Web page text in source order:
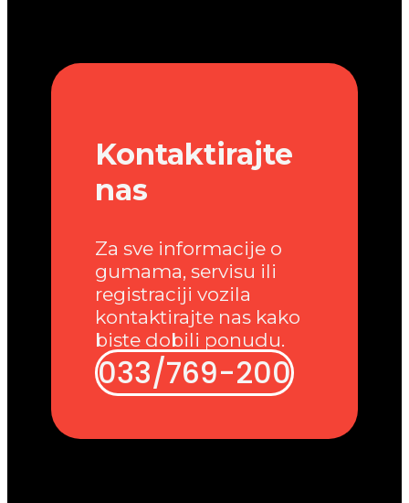
Kontaktirajte
nas
Za sve informacije o
gumama, servisu ili
registraciji vozila
kontaktirajte nas kako
biste dobili ponudu.
033/769-200